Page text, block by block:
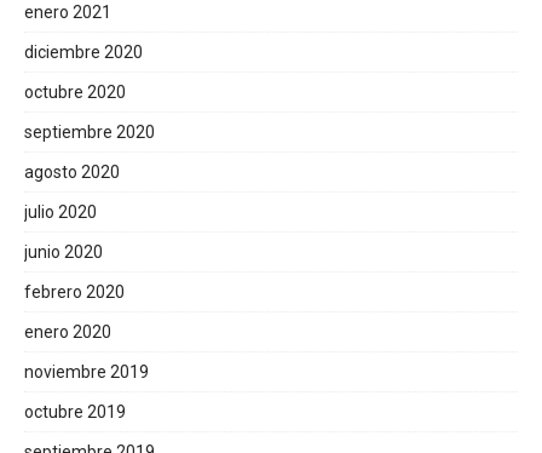
enero 2021
diciembre 2020
octubre 2020
septiembre 2020
agosto 2020
julio 2020
junio 2020
febrero 2020
enero 2020
noviembre 2019
octubre 2019